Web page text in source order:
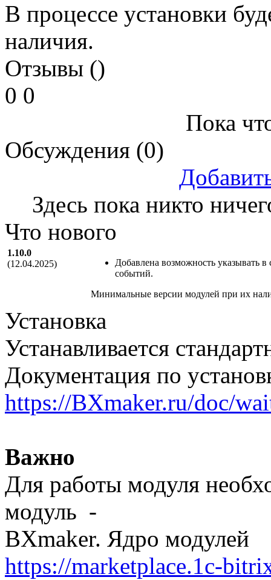
В процессе установки
наличия.
Отзывы ()
0 0
Пока
Обсуждения (0)
Здесь пока никто
Что нового
1.10.0
(12.04.2025)
Добавлена возможность указывать
событий.
Минимальные версии модулей при их
Установка
Устанавливается
Документация по
https://BXmaker.ru/doc/
Важно
Для работы модуля
модуль -
BXmaker. Ядро модулей
https://marketplace.1c-